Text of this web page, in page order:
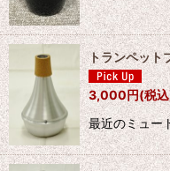
トランペット
3,000円(税
最近のミュー